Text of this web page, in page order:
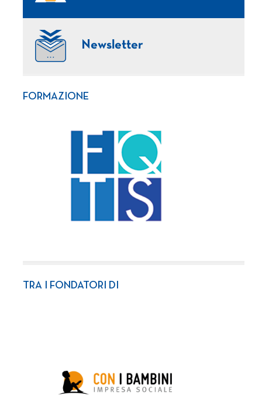
Newsletter
FORMAZIONE
TRA I FONDATORI DI